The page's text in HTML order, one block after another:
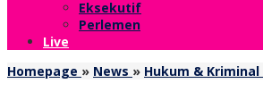
Eksekutif
Perlemen
Live
Homepage » News » Hukum & Kriminal